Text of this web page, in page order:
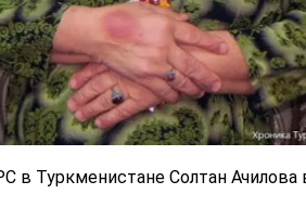
Туркменистане Солтан Ачилова